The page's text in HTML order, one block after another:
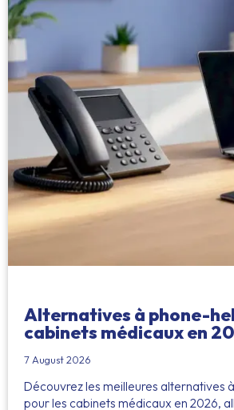
Alternatives à phone-
cabinets médicaux en
7 August 2026
Découvrez les meilleures alternatives
pour les cabinets médicaux en 2026,